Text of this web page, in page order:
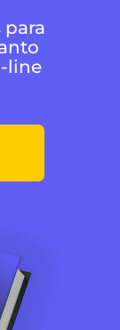
para
line